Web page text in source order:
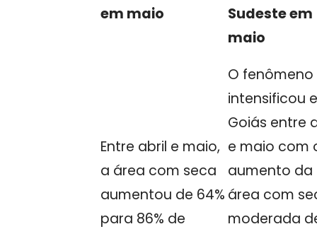
em maio
Sudeste em
maio
Entre abril e maio,
a área com seca
aumentou de 64%
para 86% de
O fenômeno
intensificou
Goiás entre
e maio com
aumento da
área com
moderada